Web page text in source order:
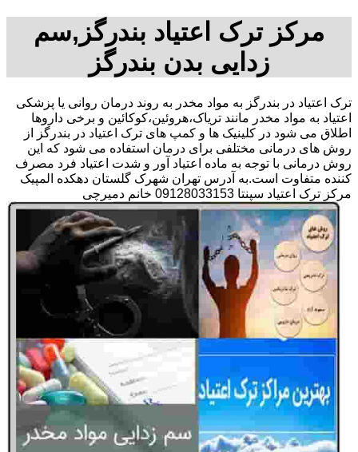
مرکز ترک اعتیاد بندرگز,سم
زدایی بدن بندرگز
ترک اعتیاد در بندرگز به مواد مخدر به روند درمان روانی یا پزشکی
اعتیاد به مواد مخدر مانند تریاک،هروئین،کوکائین و برخی داروها
اطلاق می شود در کلینیک ها و کمپ های ترک اعتیاد در بندرگز از
روش های درمانی مختلفی برای درمان استفاده می شود که این
روش درمانی با توجه به ماده اعتیاد آور و شدت اعتیاد فرد مصرف
کننده متفاوت است.به آدرس تهران شهرک گلستان دهکده المپیک
مرکز ترک اعتیاد سپنتا 09128033153 خانم دمیرچی